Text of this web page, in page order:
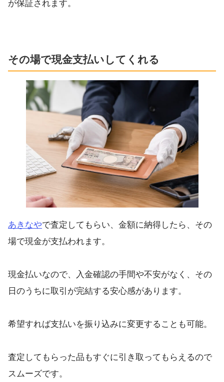
が保証されます。
その場で現金支払いしてくれる
あきなやで査定してもらい、金額に納得したら、その
場で現金が支払われます。
現金払いなので、入金確認の手間や不安がなく、その
日のうちに取引が完結する安心感があります。
希望すれば支払いを振り込みに変更することも可能。
査定してもらった品もすぐに引き取ってもらえるので
スムーズです。